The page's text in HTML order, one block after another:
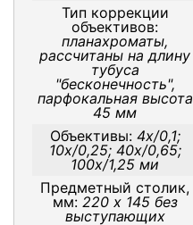
Тип коррекции
объективов:
планахроматы,
рассчитаны на длину
тубуса
"бесконечность",
парфокальная высота
45 мм
Объективы: 4x/0,1;
10x/0,25; 40x/0,65;
100x/1,25 ми
Предметный столик,
мм: 220 x 145 без
выступающих